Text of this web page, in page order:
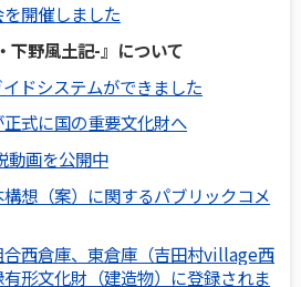
開催しました
下野風土記-』について
ドシステムができました
式に国の重要文化財へ
動画を公開中
想（案）に関するパブリックコメ
合西倉庫、東倉庫（吉田村village西
形文化財（建造物）に登録されま